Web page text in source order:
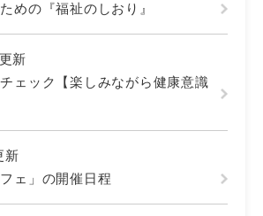
めの『福祉のしおり』
新
ェック【楽しみながら健康意識
新
ェ」の開催日程